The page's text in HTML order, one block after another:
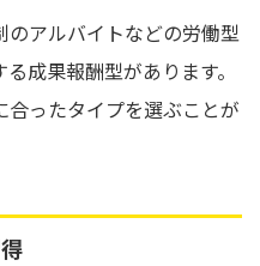
アルバイトなどの労働型
成果報酬型があります。
ったタイプを選ぶことが